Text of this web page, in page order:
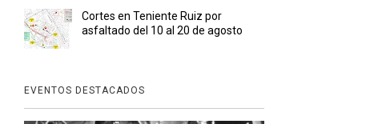
Cortes en Teniente Ruiz por
asfaltado del 10 al 20 de agosto
EVENTOS DESTACADOS